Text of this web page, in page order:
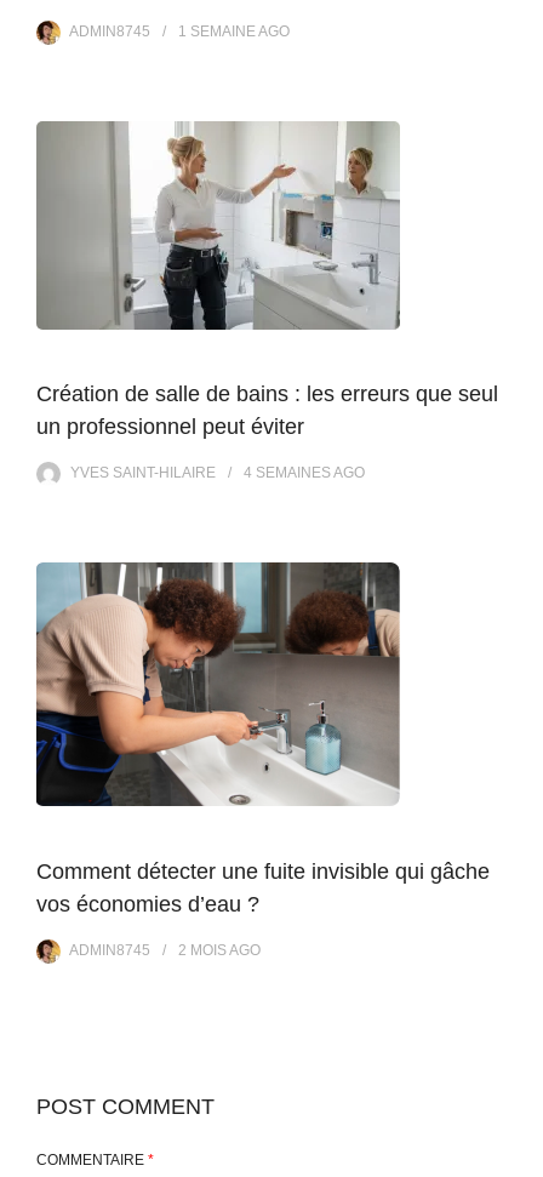
ADMIN8745 1 SEMAINEAGO
Création de salle de bains : les erreurs que seul
un professionnel peut éviter
YVES SAINT-HILAIRE 4 SEMAINESAGO
Comment détecter une fuite invisible qui gâche
vos économies d’eau ?
ADMIN8745 2 MOISAGO
POST COMMENT
COMMENTAIRE *